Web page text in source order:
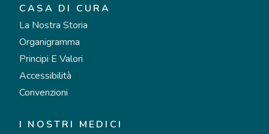
CASA DI CURA
La Nostra Storia
Organigramma
Principi E Valori
Accessibilità
Convenzioni
I NOSTRI MEDICI